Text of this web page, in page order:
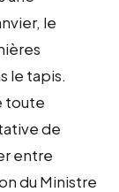
le
le tapis.
toute
de
entre
du Ministre